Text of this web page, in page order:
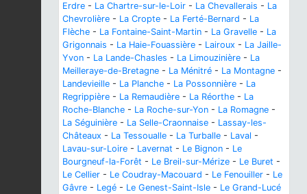
Erdre - La Chartre-sur-le-Loir - La Chevallerais - La
Chevrolière - La Cropte - La Ferté-Bernard - La
Flèche - La Fontaine-Saint-Martin - La Gravelle - La
Grigonnais - La Haie-Fouassière - Lairoux - La Jaille-
Yvon - La Lande-Chasles - La Limouzinière - La
Meilleraye-de-Bretagne - La Ménitré - La Montagne -
Landevieille - La Planche - La Possonnière - La
Regrippière - La Remaudière - La Réorthe - La
Roche-Blanche - La Roche-sur-Yon - La Romagne -
La Séguinière - La Selle-Craonnaise - Lassay-les-
Châteaux - La Tessoualle - La Turballe - Laval -
Lavau-sur-Loire - Lavernat - Le Bignon - Le
Bourgneuf-la-Forêt - Le Breil-sur-Mérize - Le Buret -
Le Cellier - Le Coudray-Macouard - Le Fenouiller - Le
Gâvre - Legé - Le Genest-Saint-Isle - Le Grand-Lucé